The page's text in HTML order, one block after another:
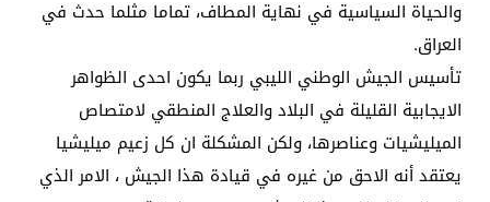
والحياة السياسية في نهاية المطاف، تماما مثلما حدث في
العراق.
تأسيس الجيش الوطني الليبي ربما يكون احدى الظواهر
الايجابية القليلة في البلاد والعلاج المنطقي لامتصاص
الميليشيات وعناصرها، ولكن المشكلة ان كل زعيم ميليشيا
يعتقد أنه الاحق من غيره في قيادة هذا الجيش ، الامر الذي